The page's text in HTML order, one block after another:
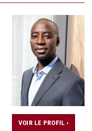
VOIR LE PROFIL ›